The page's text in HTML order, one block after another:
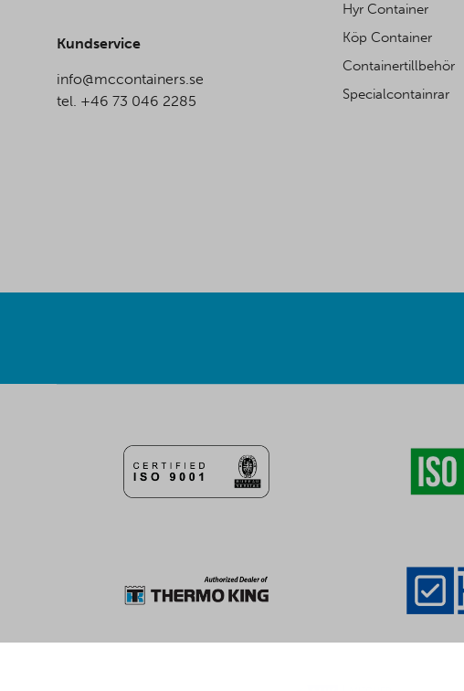
Kundservice
info@mccontainers.se
tel. +46 73 046 2285
Hyr Container
Köp Container
Containertillbehör
Specialcontainrar